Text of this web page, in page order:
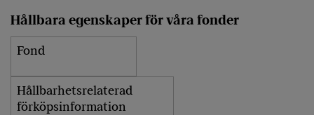
Hållbara egenskaper för våra fonder
Fond
Hållbarhetsrelaterad
förköpsinformation